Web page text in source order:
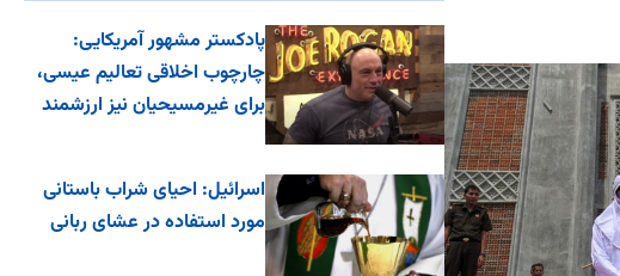
پادکستر مشهور آمریکایی:
چارچوب اخلاقی تعالیم عیسی،
برای غیرمسیحیان نیز ارزشمند
اس...
اسرائیل: احیای شراب باستانی
مورد استفاده در عشای ربانی